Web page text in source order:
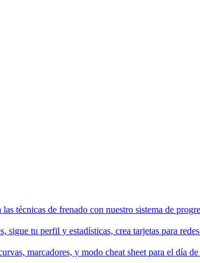
técnicas de frenado con nuestro sistema de
tu perfil y estadísticas, crea tarjetas para
marcadores, y modo cheat sheet para el día de